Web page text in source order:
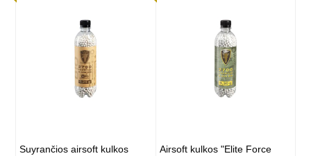
Suyrančios airsoft kulkos
Airsoft kulkos "Elite Force